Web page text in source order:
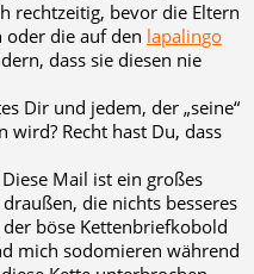
rechtzeitig, bevor die Eltern
oder die auf den lapalingo
dass sie diesen nie
Dir und jedem, der „seine“
Recht hast Du, dass
Mail ist ein großes
die nichts besseres
böse Kettenbriefkobold
mich sodomieren während